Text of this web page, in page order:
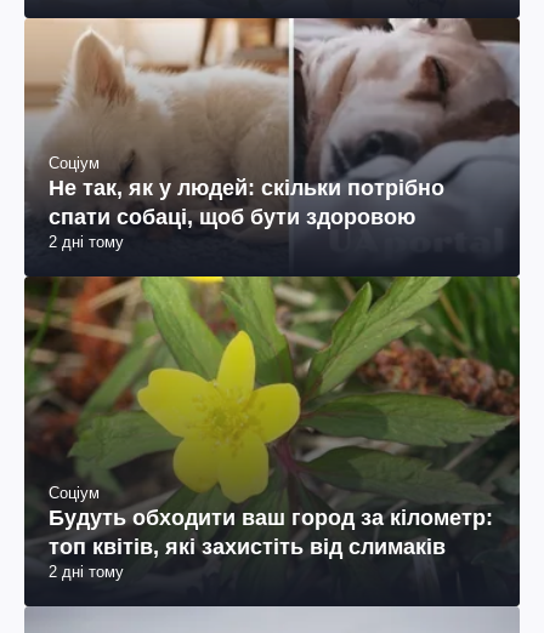
Соціум
Не так, як у людей: скільки потрібно
спати собаці, щоб бути здоровою
2 дні тому
Соціум
Будуть обходити ваш город за кілометр:
топ квітів, які захистіть від слимаків
2 дні тому